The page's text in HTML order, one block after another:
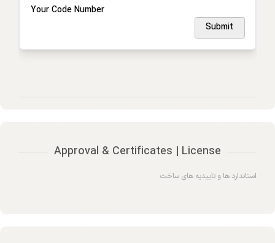
Your Code Number
Submit
Approval & Certificates | License
استاندارد ها و تاییدیه های ساخت